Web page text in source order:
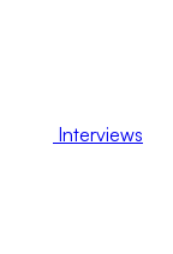
Interviews